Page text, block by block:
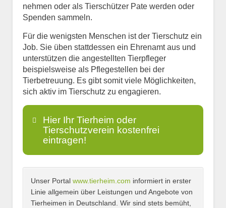
nehmen oder als Tierschützer Pate werden oder
Spenden sammeln.
Für die wenigsten Menschen ist der Tierschutz ein
Job. Sie üben stattdessen ein Ehrenamt aus und
unterstützen die angestellten Tierpfleger
beispielsweise als Pflegestellen bei der
Tierbetreuung. Es gibt somit viele Möglichkeiten,
sich aktiv im Tierschutz zu engagieren.
Hier Ihr Tierheim oder
Tierschutzverein kostenfrei
eintragen!
Name*
Unser Portal www.tierheim.com informiert in erster
Linie allgemein über Leistungen und Angebote von
Tierheimen in Deutschland. Wir sind stets bemüht,